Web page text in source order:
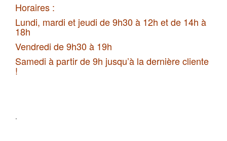
Horaires :
Lundi, mardi et jeudi de 9h30 à 12h et de 14h à
18h
Vendredi de 9h30 à 19h
Samedi à partir de 9h jusqu’à la dernière cliente
!
.